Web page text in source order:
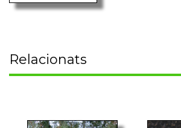
Relacionats